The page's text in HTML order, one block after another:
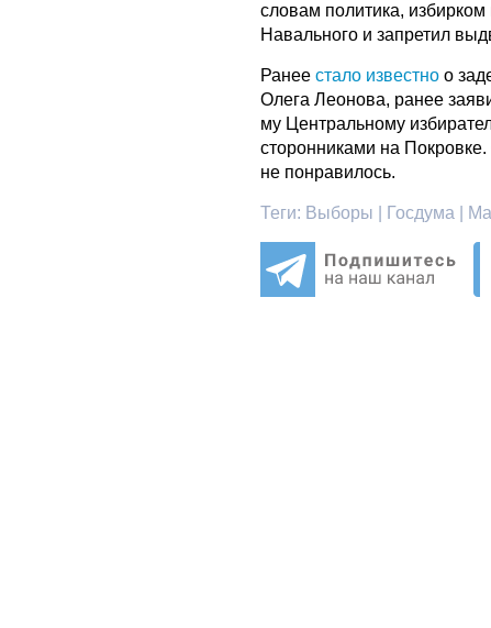
словам политика,
Навального и запретил
Ранеестало известно о
Олега Леонова, ранее
му Центральному
сторонниками на
не понравилось.
Теги: Выборы | Госдума |